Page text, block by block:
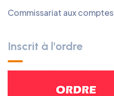
Commissariat aux comptes
Inscrit à l'ordre